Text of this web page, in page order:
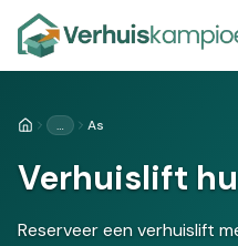
Home… As
Verhuislift
Reserveer een verhuislift